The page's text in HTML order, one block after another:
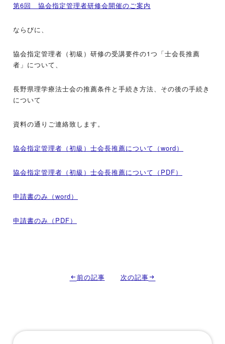
第6回 協会指定管理者研修会開催のご案内
ならびに、
協会指定管理者（初級）研修の受講要件の1つ「士会長推薦
者」について、
長野県理学療法士会の推薦条件と手続き方法、その後の手続き
について
資料の通りご連絡致します。
協会指定管理者（初級）士会長推薦について（word）
協会指定管理者（初級）士会長推薦について（PDF）
申請書のみ（word）
申請書のみ（PDF）
前の記事 次の記事